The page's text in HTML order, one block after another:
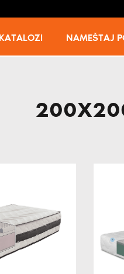
KATALOZI NAMEŠTAJ